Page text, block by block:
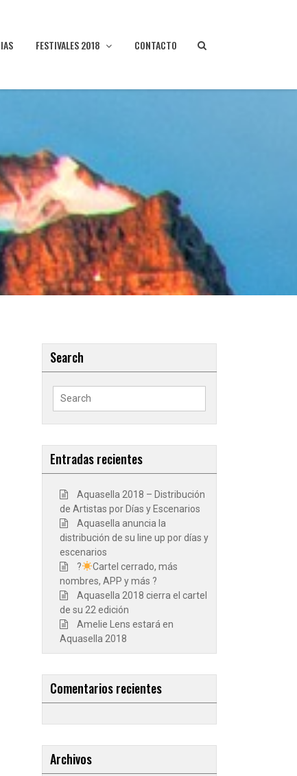
FESTIVALES 2018 CONTACTO
Search
Search
Entradas recientes
Aquasella 2018 – Distribución
de Artistas por Días y Escenarios
Aquasella anuncia la
distribución de su line up por días y
escenarios
?
Cartel cerrado, más
nombres, APP y más ?
Aquasella 2018 cierra el cartel
de su 22 edición
Amelie Lens estará en
Aquasella 2018
Comentarios recientes
Archivos